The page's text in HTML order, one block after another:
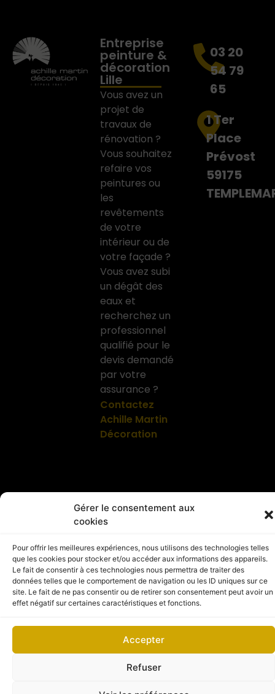
Gérer le consentement aux
cookies
Pour offrir les meilleures expériences, nous utilisons des technologies telles
que les cookies pour stocker et/ou accéder aux informations des appareils.
Le fait de consentir à ces technologies nous permettra de traiter des
données telles que le comportement de navigation ou les ID uniques sur ce
site. Le fait de ne pas consentir ou de retirer son consentement peut avoir un
effet négatif sur certaines caractéristiques et fonctions.
Accepter
Refuser
Entreprise
peinture &
décoration
Lille
Vous avez un
projet de
travaux de
rénovation ?
Vous souhaitez
refaire vos
peintures ou
les
revêtements
de votre
intérieur ou de
votre façade ?
Vous avez subi
un dégât des
eaux et
recherchez un
professionnel
qualifié pour le
devis demandé
par votre
assurance ?
Contactez
Achille Martin
Décoration
03 20
54 79
65
1 Ter
Place
Prévost
59175
© 2026 Copyright – Achille Martin Décoration
Politique de confidentialité